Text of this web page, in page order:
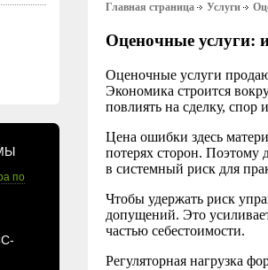
по
Главная страница Услуги
Оценочные услуги:
Оценочные услуги
Экономика строится
повлиять на сделку, спор
Цена ошибки здесь
потерях сторон. Поэтому
в системный риск для
Чтобы удержать риск
допущений. Это
частью себестоимости.
Регуляторная нагрузка